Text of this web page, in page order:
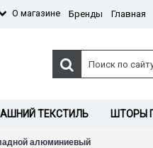
О магазине Бренды Главная
ТЕКСТИЛЬ ШТОРЫ
алюминиевый